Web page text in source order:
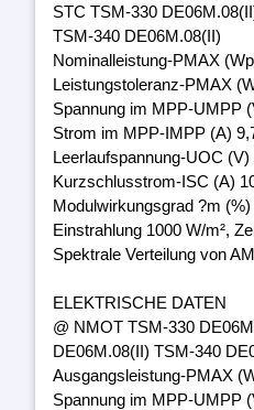
STC TSM-330
TSM-340 DE06M.08(II)
Nominalleistung-PMAX
Leistungstoleranz-PMAX
Spannung im MPP-UMPP
Strom im MPP-IMPP (A)
Leerlaufspannung-UOC (V)
Kurzschlusstrom-ISC (A)
Modulwirkungsgrad ?m
Einstrahlung 1000 W/m²,
Spektrale Verteilung von
ELEKTRISCHE DATEN
@ NMOT TSM-330
DE06M.08(II) TSM-340
Ausgangsleistung-PMAX
Spannung im MPP-UMPP